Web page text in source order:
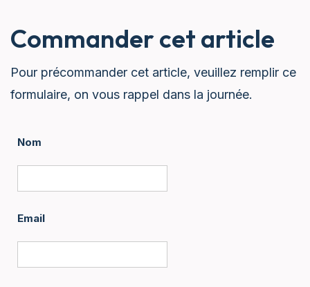
Commander cet article
Pour précommander cet article, veuillez remplir ce
formulaire, on vous rappel dans la journée.
Nom
Email